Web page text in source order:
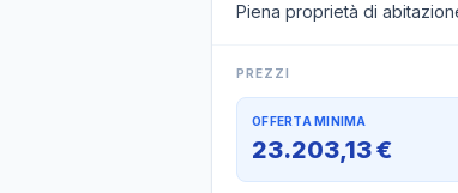
Piena proprietà di
PREZZI
OFFERTA MINIMA
23.203,13 €